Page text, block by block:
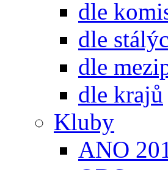
dle
dle
dle
dle krajů
Kluby
ANO